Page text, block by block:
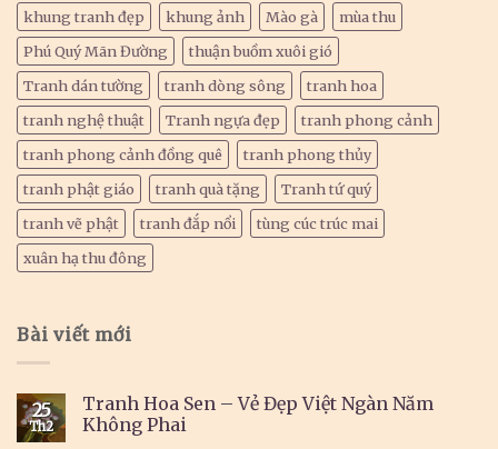
khung tranh đẹp
khung ảnh Mào gà
mùa thu
Phú Quý Mãn Đường
thuận buồm xuôi gió
Tranh dán tường
tranh dòng sông
tranh hoa
tranh nghệ thuật
Tranh ngựa đẹp
tranh phong cảnh
tranh phong cảnh đồng quê
tranh phong thủy
tranh phật giáo
tranh quà tặng
Tranh tứ quý
tranh vẽ phật
tranh đắp nổi
tùng cúc trúc mai
xuân hạ thu đông
Bài viết mới
25
Th2
Tranh Hoa Sen – Vẻ Đẹp Việt Ngàn Năm
Không Phai